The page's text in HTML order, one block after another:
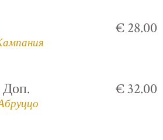
€ 28.00
Доп. € 32.00